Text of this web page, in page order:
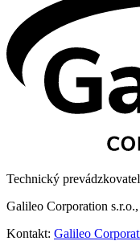
Technický
Galileo Corporation
Kontakt: Galileo